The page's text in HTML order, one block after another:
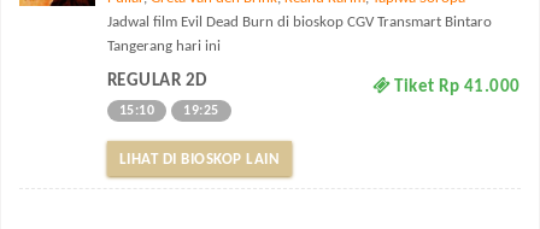
Jadwal film Evil Dead Burn di bioskop CGV Transmart Bintaro
Tangerang hari ini
REGULAR 2D Tiket Rp 41.000
15:10 19:25
LIHAT DI BIOSKOP LAIN